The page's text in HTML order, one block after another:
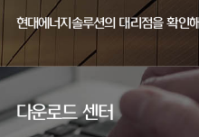
현대에너지솔루션의 대리점을 확인
다운로드 센터